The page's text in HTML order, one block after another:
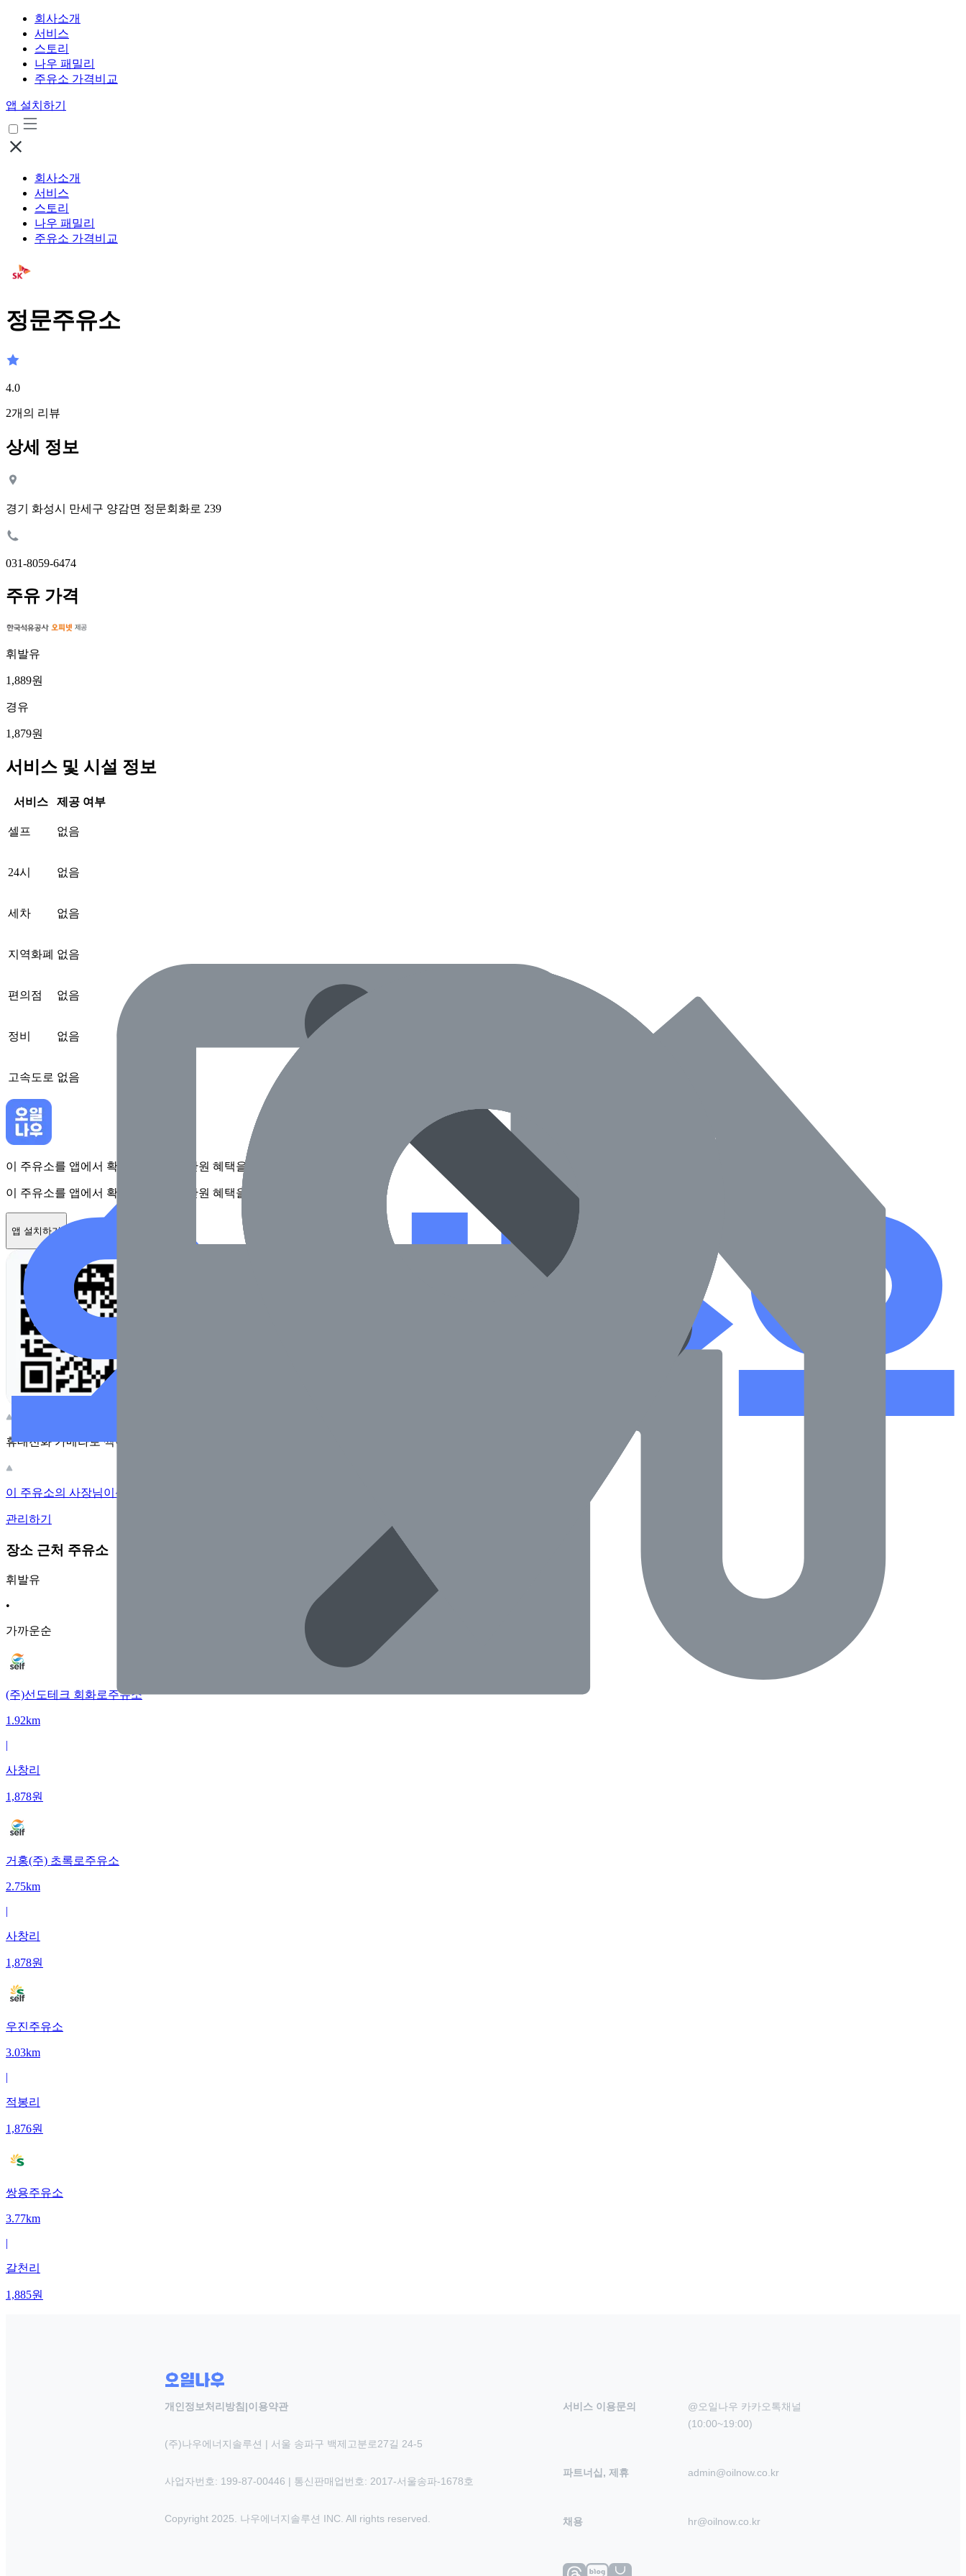
회사소개
서비스
스토리
나우 패밀리
주유소 가격비교
앱 설치하기
회사소개
서비스
스토리
나우 패밀리
주유소 가격비교
정문주유소
4.0
2개의 리뷰
상세 정보
경기 화성시 만세구 양감면 정문회화로 239
031-8059-6474
주유 가격
휘발유
1,889원
경유
1,879원
서비스 및 시설 정보
서비스 제공 여부
셀프 없음
24시 없음
세차 없음
지역화폐 없음
편의점 없음
정비 없음
고속도로 없음
이 주유소를 앱에서 확인하고 최대 1만원 혜택을 받아보세요
이 주유소를 앱에서 확인하고 최대 1만원 혜택을 받아보세요
앱 설치하기
휴대전화 카메라로 찍어보세요
이 주유소의 사장님이신가요?
관리하기
장소 근처 주유소
휘발유
•
가까운순
(주)선도테크 회화로주유소
1.92km
|
사창리
1,878원
거홍(주) 초록로주유소
2.75km
|
사창리
1,878원
우진주유소
3.03km
|
적봉리
1,876원
쌍용주유소
3.77km
|
갈천리
1,885원
개인정보처리방침 |이용약관
(주)나우에너지솔루션 | 서울 송파구 백제고분로27길 24-5
사업자번호: 199-87-00446 | 통신판매업번호: 2017-서울송파-1678호
Copyright 2025. 나우에너지솔루션 INC. All rights reserved.
서비스 이용문의
@오일나우 카카오톡채널
(10:00~19:00)
파트너십, 제휴 admin@oilnow.co.kr
채용 hr@oilnow.co.kr